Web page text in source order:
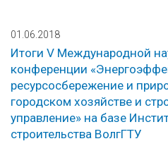
01.06.2018
Итоги V Международной
конференции
ресурсосбережение и
городском хозяйстве и
управление» на базе
строительства ВолгГТУ